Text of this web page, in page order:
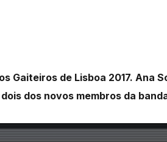
Gaiteiros de Lisboa 2017. Ana
dos novos membros da